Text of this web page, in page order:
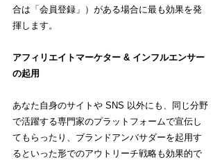
合は「会員登録」）がある場合に最も効果を発
揮します。
アフィリエイトマーケター & インフルエンサー
の起用
あなた自身のサイトや SNS 以外にも、同じ分野
で活躍する専門家のプラットフォームで宣伝し
てもらったり、ブランドアンバサダーを起用す
るといった形でのアウトリーチ戦略も効果的で